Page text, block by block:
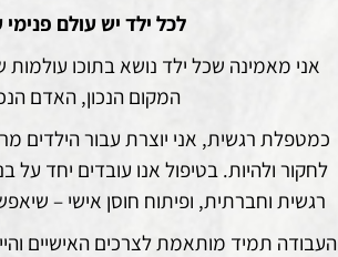
לכל ילד יש עולם
אני מאמינה שכל ילד נושא בתוכו
המקום הנכון, האדם
כמטפלת רגשית, אני יוצרת עבור הילדים
לחקור ולהיות. בטיפול אנו עובדים יחד
רגשית וחברתית, ופיתוח חוסן אישי –
העבודה תמיד מותאמת לצרכים האישיים